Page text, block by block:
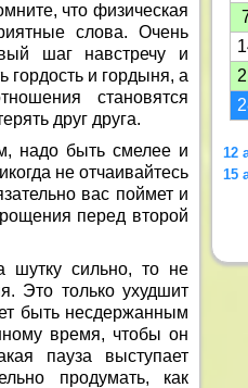
что физическая
слова. Очень
шаг навстречу и
гордость и гордыня, а
становятся
друг друга.
надо быть смелее и
не отчаивайтесь
вас поймет и
перед второй
шутку сильно, то не
Это только ухудшит
быть несдержанным
время, чтобы он
пауза выступает
продумать, как
12
15